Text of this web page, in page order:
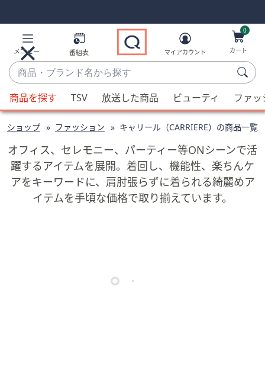
Links
Links2
メニュー 番組表
商
品・
ブ
ラ
ン
名
か
ら
候
補
利
用
可
能
な
マイアカウント
0
カート
商品を探す TSV 放送した商品 ビューティ ファ
ショップ ファッション キャリール（CARRIERE）の商品一覧
オフィス、セレモニー、パーティー等ONシーンで活
躍するアイテムを展開。着回し、機能性、楽ちんケ
アをキーワードに、肩肘張らずに着られる綺麗めア
イテムを手頃な価格で取り揃えています。